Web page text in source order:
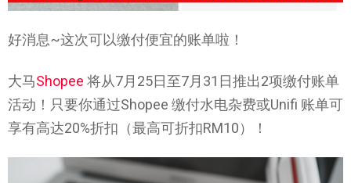
好消息~这次可以缴付便宜的账单啦！
大马Shopee 将从7月25日至7月31日推出2项缴付账单
活动！只要你通过Shopee 缴付水电杂费或Unifi 账单可
享有高达20%折扣（最高可折扣RM10）！